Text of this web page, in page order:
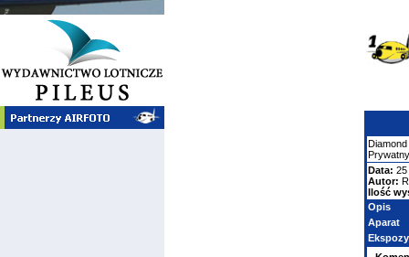
Diamond
Data: 25
Autor:
Ilość
Opis
Aparat